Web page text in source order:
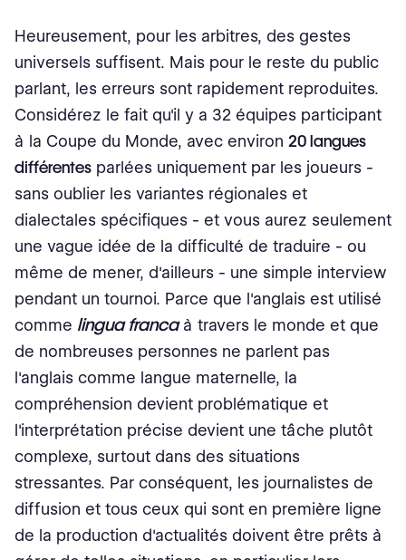
Heureusement, pour les arbitres, des gestes
universels suffisent. Mais pour le reste du public
parlant, les erreurs sont rapidement reproduites.
Considérez le fait qu'il y a 32 équipes participant
à la Coupe du Monde, avec environ 20 langues
différentes parlées uniquement par les joueurs -
sans oublier les variantes régionales et
dialectales spécifiques - et vous aurez seulement
une vague idée de la difficulté de traduire - ou
même de mener, d'ailleurs - une simple interview
pendant un tournoi. Parce que l'anglais est utilisé
comme lingua francaà travers le monde et que
de nombreuses personnes ne parlent pas
l'anglais comme langue maternelle, la
compréhension devient problématique et
l'interprétation précise devient une tâche plutôt
complexe, surtout dans des situations
stressantes. Par conséquent, les journalistes de
diffusion et tous ceux qui sont en première ligne
de la production d'actualités doivent être prêts à